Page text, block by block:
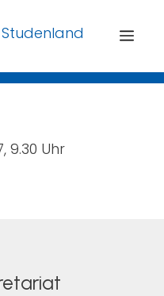
9.30 Uhr